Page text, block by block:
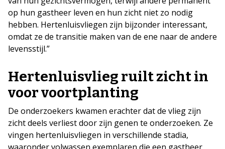
op hun gastheer leven en hun zicht niet zo nodig
hebben. Hertenluisvliegen zijn bijzonder interessant,
omdat ze de transitie maken van de ene naar de andere
levensstijl.”
Hertenluisvlieg ruilt zicht in
voor voortplanting
De onderzoekers kwamen erachter dat de vlieg zijn
zicht deels verliest door zijn genen te onderzoeken. Ze
vingen hertenluisvliegen in verschillende stadia,